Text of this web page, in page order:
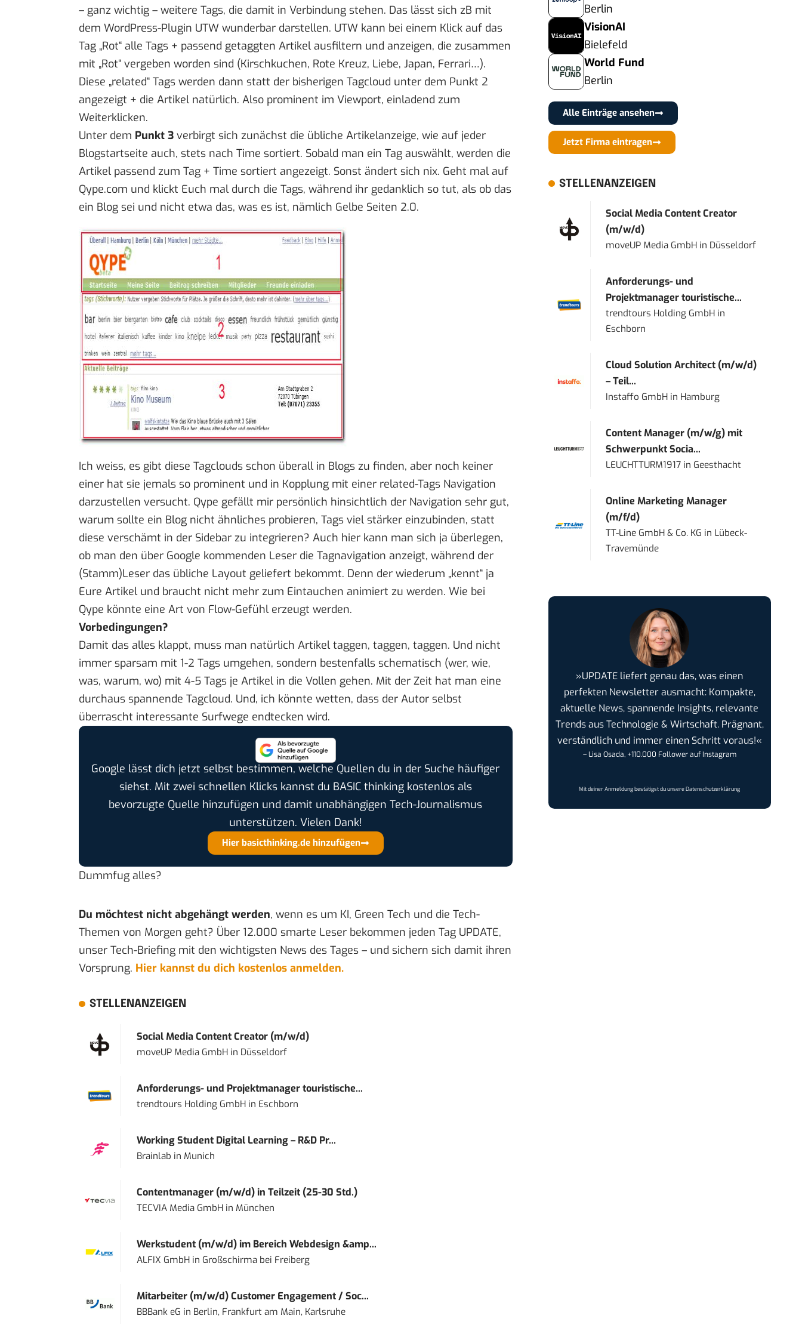
– ganz wichtig – weitere Tags, die damit in Verbindung stehen. Das lässt sich zB mit
dem WordPress-Plugin UTW wunderbar darstellen. UTW kann bei einem Klick auf das
Tag „Rot“ alle Tags + passend getaggten Artikel ausfiltern und anzeigen, die zusammen
mit „Rot“ vergeben worden sind (Kirschkuchen, Rote Kreuz, Liebe, Japan, Ferrari…).
Diese „related“ Tags werden dann statt der bisherigen Tagcloud unter dem Punkt 2
angezeigt + die Artikel natürlich. Also prominent im Viewport, einladend zum
Weiterklicken.
Unter dem Punkt 3 verbirgt sich zunächst die übliche Artikelanzeige, wie auf jeder
Blogstartseite auch, stets nach Time sortiert. Sobald man ein Tag auswählt, werden die
Artikel passend zum Tag + Time sortiert angezeigt. Sonst ändert sich nix. Geht mal auf
Qype.com und klickt Euch mal durch die Tags, während ihr gedanklich so tut, als ob das
ein Blog sei und nicht etwa das, was es ist, nämlich Gelbe Seiten 2.0.
Ich weiss, es gibt diese Tagclouds schon überall in Blogs zu finden, aber noch keiner
einer hat sie jemals so prominent und in Kopplung mit einer related-Tags Navigation
darzustellen versucht. Qype gefällt mir persönlich hinsichtlich der Navigation sehr gut,
warum sollte ein Blog nicht ähnliches probieren, Tags viel stärker einzubinden, statt
diese verschämt in der Sidebar zu integrieren? Auch hier kann man sich ja überlegen,
ob man den über Google kommenden Leser die Tagnavigation anzeigt, während der
(Stamm)Leser das übliche Layout geliefert bekommt. Denn der wiederum „kennt“ ja
Eure Artikel und braucht nicht mehr zum Eintauchen animiert zu werden. Wie bei
Qype könnte eine Art von Flow-Gefühl erzeugt werden.
Vorbedingungen?
Damit das alles klappt, muss man natürlich Artikel taggen, taggen, taggen. Und nicht
immer sparsam mit 1-2 Tags umgehen, sondern bestenfalls schematisch (wer, wie,
was, warum, wo) mit 4-5 Tags je Artikel in die Vollen gehen. Mit der Zeit hat man eine
durchaus spannende Tagcloud. Und, ich könnte wetten, dass der Autor selbst
überrascht interessante Surfwege endtecken wird.
Google lässt dich jetzt selbst bestimmen, welche Quellen du in der Suche häufiger
siehst. Mit zwei schnellen Klicks kannst du BASIC thinking kostenlos als
bevorzugte Quelle hinzufügen und damit unabhängigen Tech-Journalismus
unterstützen. Vielen Dank!
Hier basicthinking.de hinzufügen
Dummfug alles?
Du möchtest nicht abgehängt werden, wenn es um KI, Green Tech und die Tech-
Themen von Morgen geht? Über 12.000 smarte Leser bekommen jeden Tag UPDATE,
unser Tech-Briefing mit den wichtigsten News des Tages – und sichern sich damit ihren
Vorsprung. Hier kannst du dich kostenlos anmelden.
STELLENANZEIGEN
Social Media Content Creator (m/w/d)
moveUP Media GmbHin Düsseldorf
Anforderungs- und Projektmanager touristische...
trendtours Holding GmbHin Eschborn
Working Student Digital Learning – R&D Pr...
Brainlab in Munich
Contentmanager (m/w/d) in Teilzeit (25-30 Std.)
TECVIA Media GmbHin München
Werkstudent (m/w/d) im Bereich Webdesign &amp...
ALFIX GmbHin Großschirma bei Freiberg
Mitarbeiter (m/w/d) Customer Engagement / Soc...
BBBank eG in Berlin, Frankfurt am Main, Karlsruhe
Berlin
VisionAI
Bielefeld
World Fund
Berlin
Alle Einträge ansehen
Jetzt Firma eintragen
STELLENANZEIGEN
Social Media Content Creator
(m/w/d)
moveUP Media GmbH in Düsseldorf
Anforderungs- und
Projektmanager touristische...
trendtours Holding GmbH in
Eschborn
Cloud Solution Architect (m/w/d)
– Teil...
Instaffo GmbH in Hamburg
Content Manager (m/w/g) mit
Schwerpunkt Socia...
LEUCHTTURM1917 in Geesthacht
Online Marketing Manager
(m/f/d)
TT-Line GmbH & Co. KG in Lübeck-
Travemünde
»UPDATE liefert genau das, was einen
perfekten Newsletter ausmacht: Kompakte,
aktuelle News, spannende Insights, relevante
Trends aus Technologie & Wirtschaft. Prägnant,
verständlich und immer einen Schritt voraus!«
– Lisa Osada, +110.000 Follower auf Instagram
Mit deiner Anmeldung bestätigst du unsereDatenschutzerklärung